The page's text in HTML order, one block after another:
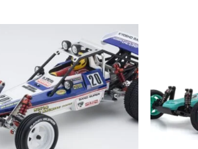
récent
plus
ancien